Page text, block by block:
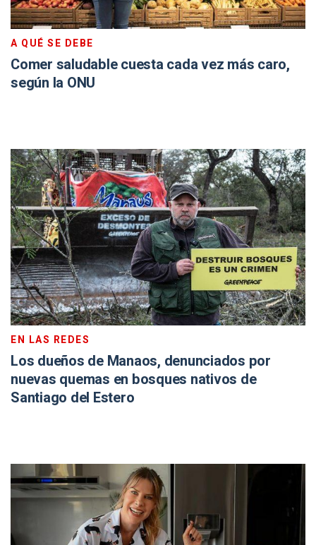
A QUÉ SE DEBE
Comer saludable cuesta cada vez más caro,
según la ONU
EN LAS REDES
Los dueños de Manaos, denunciados por
nuevas quemas en bosques nativos de
Santiago del Estero